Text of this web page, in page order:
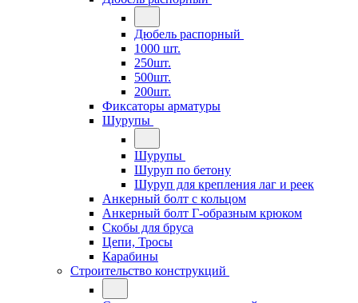
Дюбель распорный
1000 шт.
250шт.
500шт.
200шт.
Фиксаторы арматуры
Шурупы
Шурупы
Шуруп по бетону
Шуруп для крепления лаг и реек
Анкерный болт с кольцом
Анкерный болт Г-образным крюком
Скобы для бруса
Цепи, Тросы
Карабины
Строительство конструкций